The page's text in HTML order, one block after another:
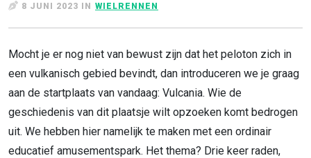
8 JUNI 2023 IN WIELRENNEN
Mocht je er nog niet van bewust zijn dat het peloton zich in
een vulkanisch gebied bevindt, dan introduceren we je graag
aan de startplaats van vandaag: Vulcania. Wie de
geschiedenis van dit plaatsje wilt opzoeken komt bedrogen
uit. We hebben hier namelijk te maken met een ordinair
educatief amusementspark. Het thema? Drie keer raden,